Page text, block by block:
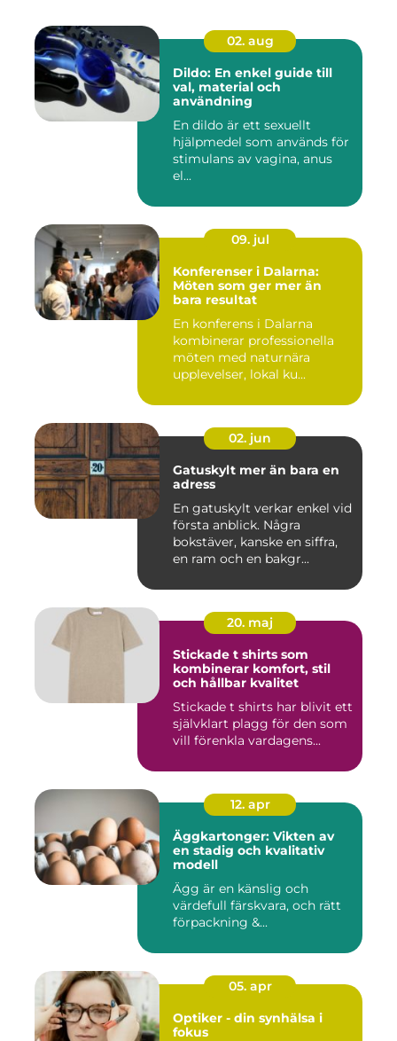
02. aug
Dildo: En enkel guide till
val, material och
användning
En dildo är ett sexuellt
hjälpmedel som används för
stimulans av vagina, anus
el...
09. jul
Konferenser i Dalarna:
Möten som ger mer än
bara resultat
En konferens i Dalarna
kombinerar professionella
möten med naturnära
upplevelser, lokal ku...
02. jun
Gatuskylt mer än bara en
adress
En gatuskylt verkar enkel vid
första anblick. Några
bokstäver, kanske en siffra,
en ram och en bakgr...
20. maj
Stickade t shirts som
kombinerar komfort, stil
och hållbar kvalitet
Stickade t shirts har blivit ett
självklart plagg för den som
vill förenkla vardagens...
12. apr
Äggkartonger: Vikten av
en stadig och kvalitativ
modell
Ägg är en känslig och
värdefull färskvara, och rätt
förpackning &...
05. apr
Optiker - din synhälsa i
fokus